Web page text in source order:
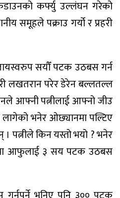
कर्फ्यु उल्लंघन गरेको
समूहले पक्राउ गर्यो र प्रहरी
सयौँ पटक उठबस गर्न
लखतरान परेर डेरेन बल्लतल्ल
आफ्नी पत्नीलाई आफ्नो जीउ
भनेर ओछ्यानमा पल्टिए
पत्नीले किन यस्तो भयो ? भनेर
आफुलाई ३ सय पटक उठबस